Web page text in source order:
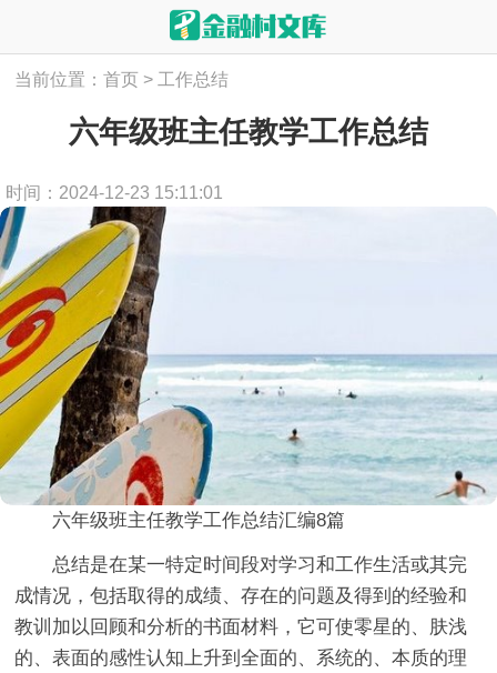
当前位置：首页 > 工作总结
六年级班主任教学工作总结
时间：2024-12-23 15:11:01
六年级班主任教学工作总结汇编8篇
总结是在某一特定时间段对学习和工作生活或其完
成情况，包括取得的成绩、存在的问题及得到的经验和
教训加以回顾和分析的书面材料，它可使零星的、肤浅
的、表面的感性认知上升到全面的、系统的、本质的理